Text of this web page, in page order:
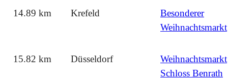
14.89 km Krefeld
Besonderer
Weihnachtsmarkt
15.82 km Düsseldorf
Weihnachtsmarkt
Schloss Benrath